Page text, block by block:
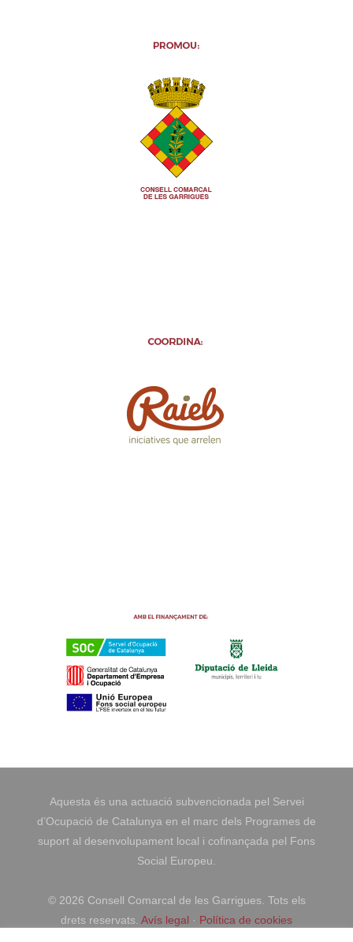
Aquesta és una actuació subvencionada pel Servei
d’Ocupació de Catalunya en el marc dels Programes de
suport al desenvolupament local i cofinançada pel Fons
Social Europeu.
© 2026 Consell Comarcal de les Garrigues. Tots els
drets reservats. Avís legal · Política de cookies